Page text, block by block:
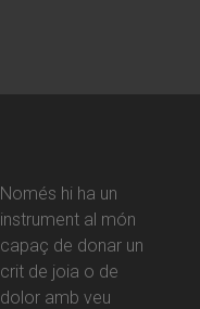
Només hi ha un
instrument al món
capaç de donar un
crit de joia o de
dolor amb veu